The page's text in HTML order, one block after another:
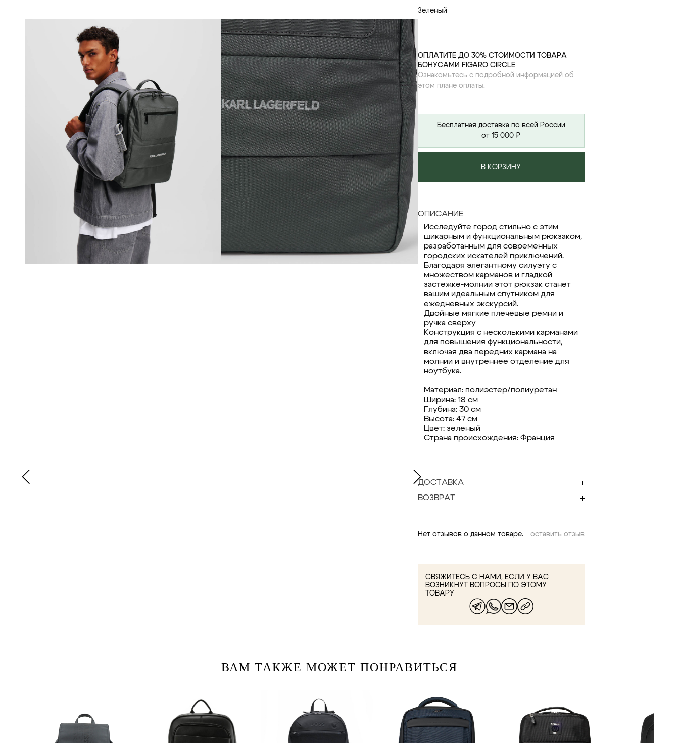
Зеленый
ОПЛАТИТЕ ДО 30% СТОИМОСТИ ТОВАРА
БОНУСАМИ FIGARO CIRCLE
Ознакомьтесь с подробной информацией об
этом плане оплаты.
Бесплатная доставка по всей России
от 15 000 ₽
В КОРЗИНУ
ОПИСАНИЕ
Исследуйте город стильно с этим
шикарным и функциональным рюкзаком,
разработанным для современных
городских искателей приключений.
Благодаря элегантному силуэту с
множеством карманов и гладкой
застежке-молнии этот рюкзак станет
вашим идеальным спутником для
ежедневных экскурсий.
Двойные мягкие плечевые ремни и
ручка сверху
Конструкция с несколькими карманами
для повышения функциональности,
включая два передних кармана на
молнии и внутреннее отделение для
ноутбука.
Материал: полиэстер/полиуретан
Ширина: 18 см
Глубина: 30 см
Высота: 47 см
Цвет: зеленый
Страна происхождения: Франция
ДОСТАВКА
ВОЗВРАТ
Нет отзывов о данном товаре. оставить отзыв
СВЯЖИТЕСЬ С НАМИ, ЕСЛИ У ВАС
ВОЗНИКНУТ ВОПРОСЫ ПО ЭТОМУ
ТОВАРУ
ВАМ ТАКЖЕ МОЖЕТ ПОНРАВИТЬСЯ